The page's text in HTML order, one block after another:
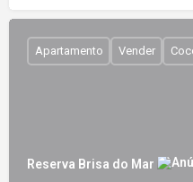
Reserva Brisa do Mar
Apartamento Vender